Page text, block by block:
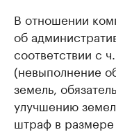
В отношении
об
соответствии с
(невыполнение
земель,
улучшению
штраф в